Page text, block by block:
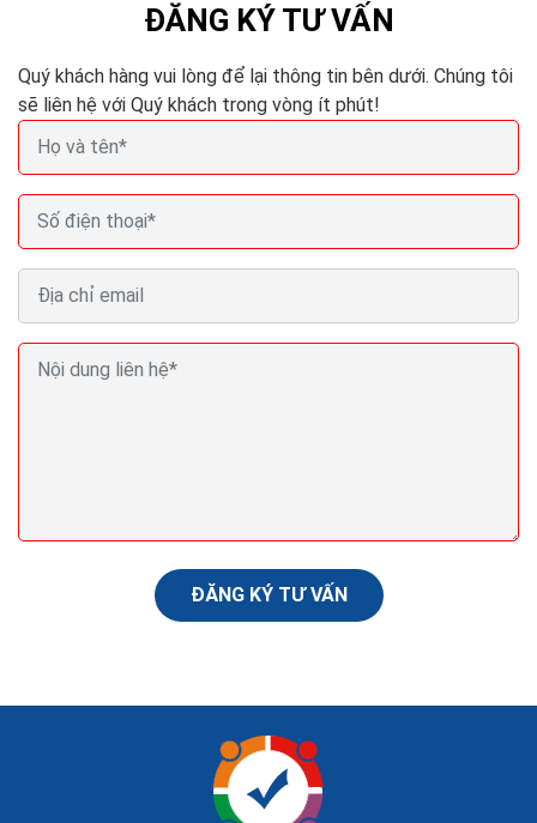
ĐĂNG KÝ TƯ VẤN
Quý khách hàng vui lòng để lại thông tin bên dưới. Chúng tôi
sẽ liên hệ với Quý khách trong vòng ít phút!
ĐĂNG KÝ TƯ VẤN